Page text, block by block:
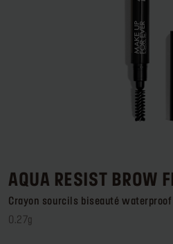
Se connecter ou s’inscrire
France (€)
AQUA RESIST BROW
Crayon sourcils biseauté waterproof
0.27g